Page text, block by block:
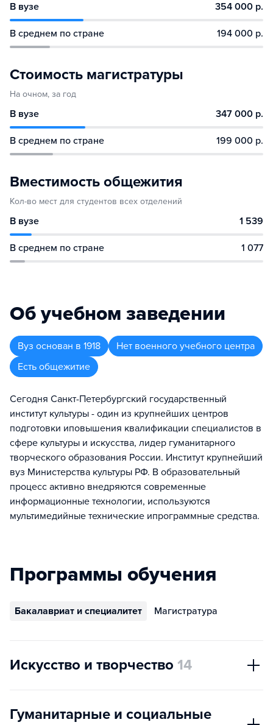
В вузе 354 000 р.
В среднем по стране 194 000 р.
Стоимость магистратуры
На очном, за год
В вузе 347 000 р.
В среднем по стране 199 000 р.
Вместимость общежития
Кол-во мест для студентов всех отделений
В вузе 1 539
В среднем по стране 1 077
Об учебном заведении
Вуз основан в 1918
Нет военного учебного центра
Есть общежитие
Сегодня Санкт-Петербургский государственный
институт культуры - один из крупнейших центров
подготовки иповышения квалификации специалистов в
сфере культуры и искусства, лидер гуманитарного
творческого образования России. Институт крупнейший
вуз Министерства культуры РФ. В образовательный
процесс активно внедряются современные
информационные технологии, используются
мультимедийные технические ипрограммные средства.
Программы обучения
Бакалавриат и специалитет Магистратура
Искусство и творчество 14
Гуманитарные и социальные